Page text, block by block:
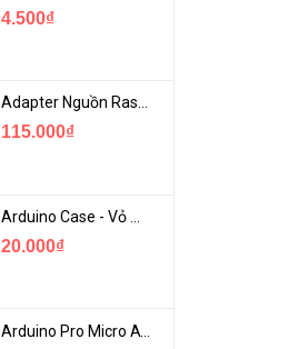
4.500₫
Adapter Nguồn Raspberry 5V 2.5A - USB Micro Có Công Tắc
115.000₫
20.000₫
Arduino Pro Micro ATmega32U4 USB Mini